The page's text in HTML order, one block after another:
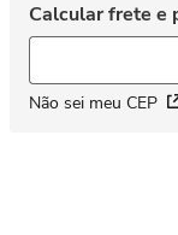
Não sei meu CEP